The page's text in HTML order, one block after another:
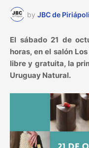
by JBC de
El sábado 21 de
horas, en el salón
libre y gratuita, la
Uruguay Natural.